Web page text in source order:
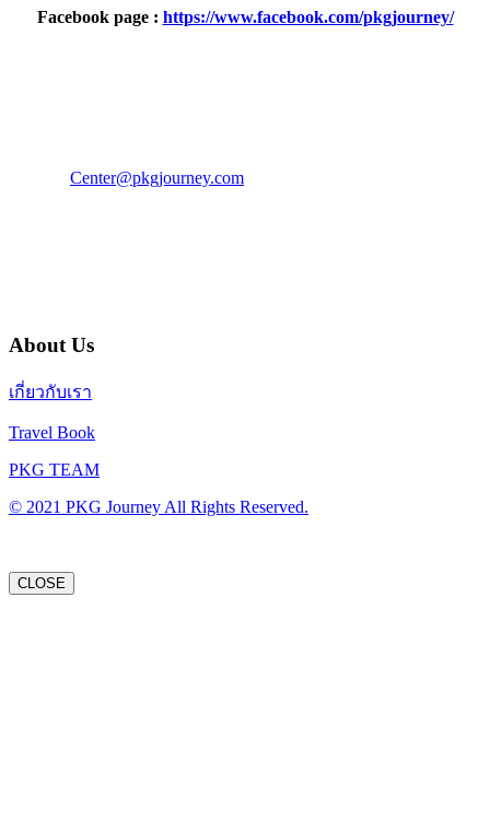
Facebook page : https://www.facebook.com/pkgjourney/
Center@pkgjourney.com
About Us
เกี่ยวกับเรา
Travel Book
PKG TEAM
© 2021 PKG Journey All Rights Reserved.
CLOSE